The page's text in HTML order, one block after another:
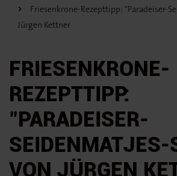
Friesenkrone-Rezepttipp: "Paradeiser-
Jürgen Kettner
FRIESENKRONE-
REZEPTTIPP:
"PARADEISER-
SEIDENMATJES-
VON JÜRGEN